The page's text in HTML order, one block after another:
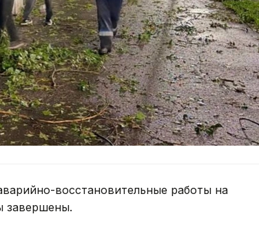
восстановительные работы на
завершены.